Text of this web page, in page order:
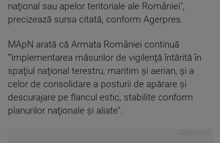
naţional sau apelor teritoriale ale României",
precizează sursa citată, conform Agerpres.
MApN arată că Armata României continuă
'"implementarea măsurilor de vigilenţă întărită în
spaţiul naţional terestru, maritim şi aerian, şi a
celor de consolidare a posturii de apărare şi
descurajare pe flancul estic, stabilite conform
planurilor naţionale şi aliate".